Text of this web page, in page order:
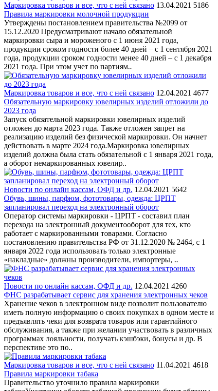
Маркировка товаров и все, что с ней связано 13.04.2021 5186
Правила маркировки молочной продукции
Утверждены постановлением правительства №2099 от
15.12.2020 Предусматривают начало обязательной
маркировки сыра и мороженого с 1 июня 2021 года,
продукции сроком годности более 40 дней – с 1 сентября 2021
года, продукции сроком годности менее 40 дней – с 1 декабря
2021 года. При этом учет по партиям..
Маркировка товаров и все, что с ней связано 12.04.2021 4677
Обязательную маркировку ювелирных изделий отложили до
2023 года
Запуск обязательной маркировки ювелирных изделий
отложен до марта 2023 года. Также отложен запрет на
реализацию изделий без физической маркировки. Он начнет
действовать в марте 2024 года.Маркировка ювелирных
изделий должна была стать обязательной с 1 января 2021 года,
а оборот немаркированных ювелир..
Новости по онлайн кассам, ОФД и др. 12.04.2021 5642
Обувь, шины, парфюм, фототовары, одежда: ЦРПТ
запланировал переход на электронный оборот
Оператор системы маркировки - ЦРПТ - составил план
перехода на электронный документооборот для тех, кто
работает с маркированными товарами. Согласно
постановлению правительства РФ от 31.12.2020 № 2464, с 1
января 2022 года использовать только электронные
«накладные» должны производители, импортеры, ..
Новости по онлайн кассам, ОФД и др. 12.04.2021 4260
ФНС разрабатывает сервис для хранения электронных чеков
Хранение чеков в электронном виде позволит пользователю
иметь полную информацию о своих покупках в одном месте и
предъявлять чеки для возврата товаров или гарантийного
обслуживания, а также при желании участвовать в различных
программах лояльности, получать кэшбэки, бонусы и др. В
перспективе это по..
Маркировка товаров и все, что с ней связано 11.04.2021 4618
Правила маркировки табака
Правительство уточнило правила маркировки